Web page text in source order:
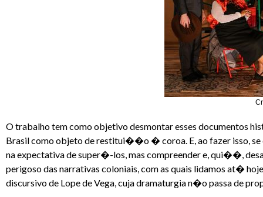
O trabalho tem como objetivo desmontar esses documentos
Brasil como objeto de restitui��o � coroa. E, ao fazer isso, se
na expectativa de super�-los, mas compreender e, qui��,
perigoso das narrativas coloniais, com as quais lidamos at�
discursivo de Lope de Vega, cuja dramaturgia n�o passa de